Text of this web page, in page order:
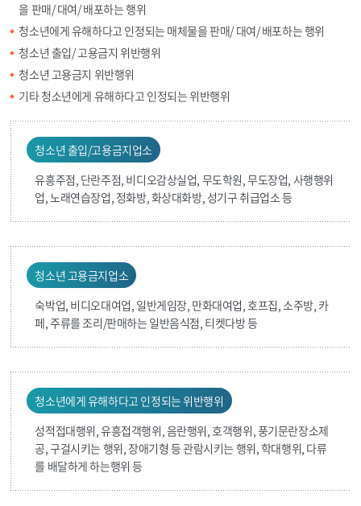
을 판매/ 대여/ 배포하는 행위
청소년에게 유해하다고 인정되는 매체물을 판매/ 대여/ 배포하는 행위
청소년 출입/ 고용금지 위반행위
청소년 고용금지 위반행위
기타 청소년에게 유해하다고 인정되는 위반행위
청소년 출입/고용금지업소
유흥주점, 단란주점, 비디오감상실업, 무도학원, 무도장업, 사행행위
업, 노래연습장업, 정화방, 화상대화방, 성기구 취급업소 등
청소년 고용금지업소
숙박업, 비디오대여업, 일반게임장, 만화대여업, 호프집, 소주방, 카
페, 주류를 조리/판매하는 일반음식점, 티켓다방 등
청소년에게 유해하다고 인정되는 위반행위
성적접대행위, 유흥접객행위, 음란행위, 호객행위, 풍기문란장소제
공, 구걸시키는 행위, 장애기형 등 관람시키는 행위, 학대행위, 다류
를 배달하게 하는행위 등